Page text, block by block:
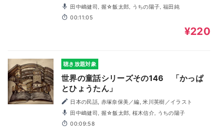
田中嶋健司, 握☆飯太郎, うちの陽子, 福田純
00:11:05
¥220
聴き放題対象
世界の童話シリーズその146 「かっぱ
とひょうたん」
日本の民話, 赤塚奈保美／編, 米川英樹／イラスト
田中嶋健司, 握☆飯太郎, 桜木信介, うちの陽子
00:09:58